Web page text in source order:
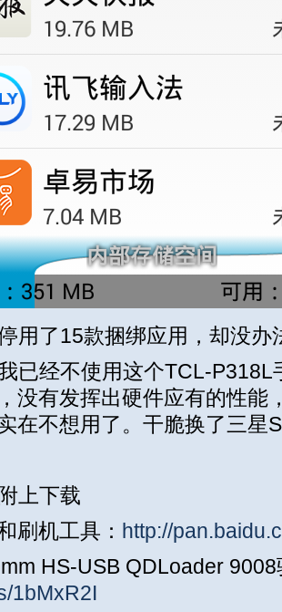
用了15款捆绑应用，却没办
已经不使用这个TCL-P318L
没有发挥出硬件应有的性能
在不想用了。干脆换了三
上下载
刷机工具： http://
HS-USB QDLoader
1bMxR2I